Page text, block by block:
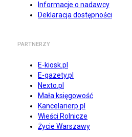
Informacje o nadawcy
Deklaracja dostępności
PARTNERZY
E-kiosk.pl
E-gazety.pl
Nexto.pl
Mała księgowość
Kancelarierp.pl
Wieści Rolnicze
Życie Warszawy